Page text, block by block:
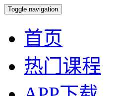
Toggle navigation
首页
热门课程